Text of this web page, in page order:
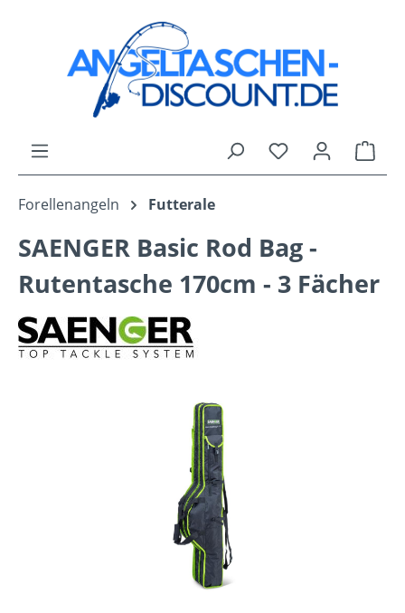
Zum Hauptinhalt springen
Du hast 0
Forellenangeln Futterale
SAENGER Basic Rod Bag -
Rutentasche 170cm - 3 Fächer
Bildergalerie überspringen